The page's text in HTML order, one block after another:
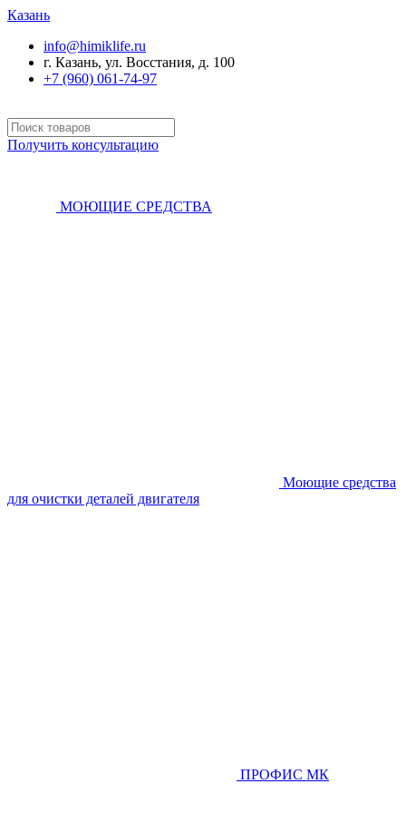
Казань
info@himiklife.ru
г. Казань, ул. Восстания, д. 100
+7 (960) 061-74-97
Получить консультацию
МОЮЩИЕ СРЕДСТВА
Моющие средства
для очистки деталей двигателя
ПРОФИС МК